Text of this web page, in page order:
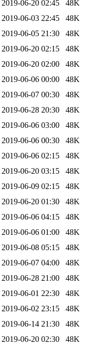
2019-06-20 02:45
48K
2019-06-03 22:45
48K
2019-06-05 21:30
48K
2019-06-20 02:15
48K
2019-06-20 02:00
48K
2019-06-06 00:00
48K
2019-06-07 00:30
48K
2019-06-28 20:30
48K
2019-06-06 03:00
48K
2019-06-06 00:30
48K
2019-06-06 02:15
48K
2019-06-20 03:15
48K
2019-06-09 02:15
48K
2019-06-20 01:30
48K
2019-06-06 04:15
48K
2019-06-06 01:00
48K
2019-06-08 05:15
48K
2019-06-07 04:00
48K
2019-06-28 21:00
48K
2019-06-01 22:30
48K
2019-06-02 23:15
48K
2019-06-14 21:30
48K
2019-06-20 02:30
48K